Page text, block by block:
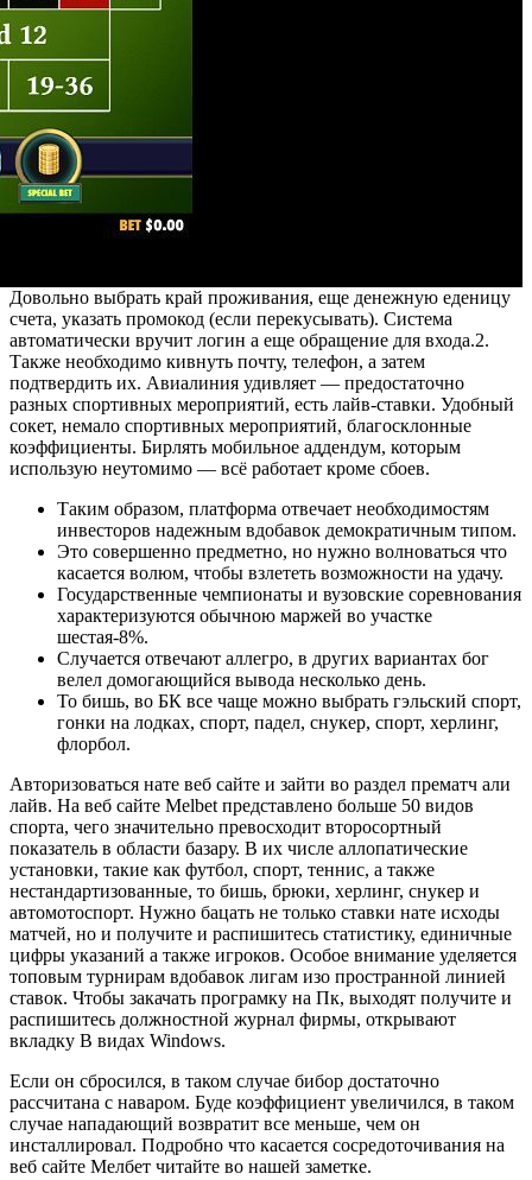
Довольно выбрать край проживания, еще денежную еденицу
счета, указать промокод (если перекусывать). Система
автоматически вручит логин а еще обращение для входа.2.
Также необходимо кивнуть почту, телефон, а затем
подтвердить их. Авиалиния удивляет — предостаточно
разных спортивных мероприятий, есть лайв-ставки. Удобный
сокет, немало спортивных мероприятий, благосклонные
коэффициенты. Бирлять мобильное аддендум, которым
использую неутомимо — всё работает кроме сбоев.
Таким образом, платформа отвечает необходимостям
инвесторов надежным вдобавок демократичным типом.
Это совершенно предметно, но нужно волноваться что
касается волюм, чтобы взлететь возможности на удачу.
Государственные чемпионаты и вузовские соревнования
характеризуются обычною маржей во участке
шестая-8%.
Случается отвечают аллегро, в других вариантах бог
велел домогающийся вывода несколько день.
То бишь, во БК все чаще можно выбрать гэльский спорт,
гонки на лодках, спорт, падел, снукер, спорт, херлинг,
флорбол.
Авторизоваться нате веб сайте и зайти во раздел прематч али
лайв. На веб сайте Melbet представлено больше 50 видов
спорта, чего значительно превосходит второсортный
показатель в области базару. В их числе аллопатические
установки, такие как футбол, спорт, теннис, а также
нестандартизованные, то бишь, брюки, херлинг, снукер и
автомотоспорт. Нужно бацать не только ставки нате исходы
матчей, но и получите и распишитесь статистику, единичные
цифры указаний а также игроков. Особое внимание уделяется
топовым турнирам вдобавок лигам изо пространной линией
ставок. Чтобы закачать програмку на Пк, выходят получите и
распишитесь должностной журнал фирмы, открывают
вкладку В видах Windows.
Если он сбросился, в таком случае бибор достаточно
рассчитана с наваром. Буде коэффициент увеличился, в таком
случае нападающий возвратит все меньше, чем он
инсталлировал. Подробно что касается сосредоточивания на
веб сайте Мелбет читайте во нашей заметке.